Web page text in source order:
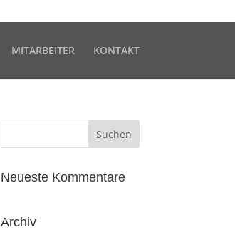
MITARBEITER KONTAKT
Neueste Kommentare
Archiv